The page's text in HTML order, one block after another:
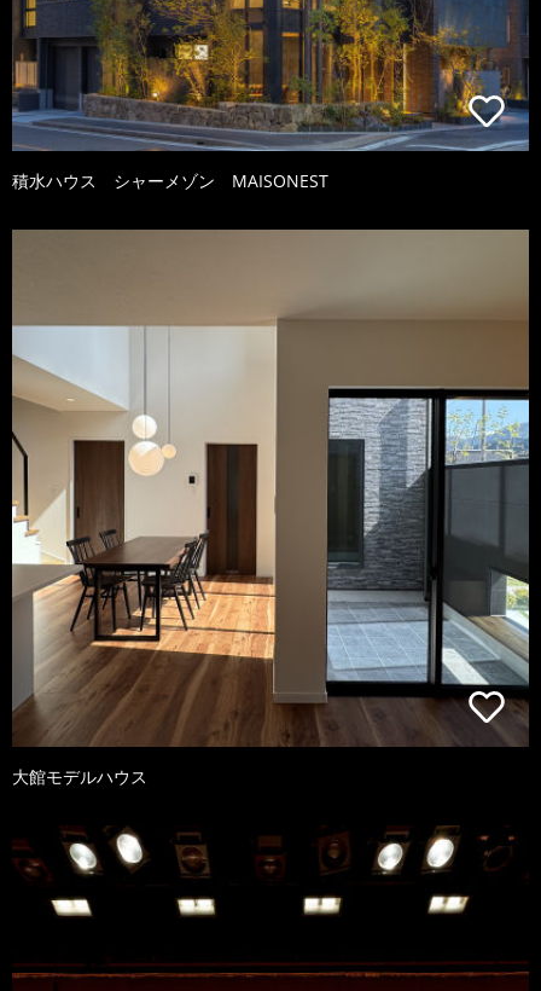
積水ハウス シャーメゾン MAISONEST
大館モデルハウス